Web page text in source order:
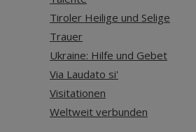
Tiroler Heilige und Selige
Trauer
Ukraine: Hilfe und Gebet
Via Laudato si'
Visitationen
Weltweit verbunden